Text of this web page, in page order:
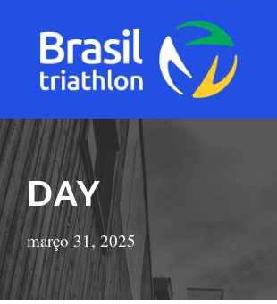
DAY
março 31, 2025